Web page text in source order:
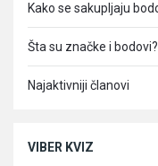
Kako se sakupljaju
Šta su značke i bodovi?
Najaktivniji članovi
VIBER KVIZ